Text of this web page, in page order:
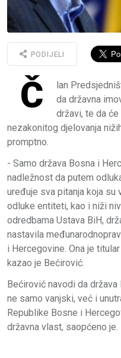
PODIJELI
Č
lan
da državna
državi, te da
nezakonitog djelovanja
promptno.
- Samo država Bosna i
nadležnost da putem
uređuje sva pitanja koja su
odluke entiteti, kao i niži
odredbama Ustava BiH,
nastavila
i Hercegovine. Ona je
kazao je Bećirović.
Bećirović navodi da
ne samo vanjski, već i
Republike Bosne i
državna vlast, saopćeno je.